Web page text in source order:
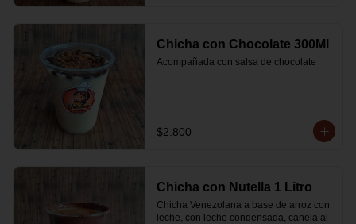
Chicha con Chocolate 300Ml
Acompañada con salsa de chocolate
$2.800
Chicha con Nutella 1 Litro
Chicha Venezolana a base de arroz con
leche, con leche condensada, canela al